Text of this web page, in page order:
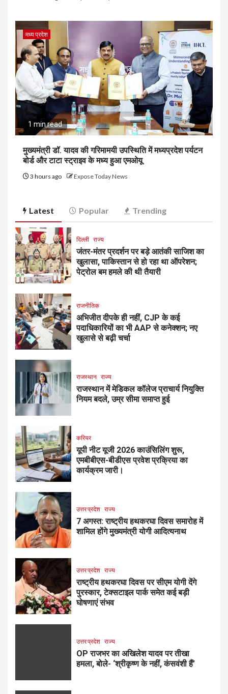
मध्य प्रदेश
1 min read
मुख्यमंत्री डॉ. यादव की गरिमामयी उपस्थिति में मध्यप्रदेश पर्यटन
बोर्ड और टाटा स्ट्राइव के मध्य हुआ एमओयू
3 hours ago Expose Today News
Latest Popular Trending
दिल्ली राज्य
जंतर-मंतर प्रदर्शन पर बड़े आतंकी साजिश का
खुलासा, पाकिस्तान से हो रहा था ऑपरेशन;
पेट्रोल बम हमले की थी तैयारी
राजनीतिक
अभिजीत दीपके ही नहीं, CJP के कई
पदाधिकारियों का भी AAP से कनेक्शन; नए
खुलासे से बढ़ी चर्चा
राजस्थान राज्य
राजस्थान में मेडिकल कॉलेज प्राचार्य नियुक्ति
नियम बदले, उम्र सीमा समाप्त हुई
करियर
यूपी नीट यूजी 2026 काउंसिलिंग शुरू,
एमबीबीएस-बीडीएस प्रवेश प्रक्रिया का
कार्यक्रम जारी।
उत्तर प्रदेश राज्य
7 अगस्त: राष्ट्रीय हथकरघा दिवस समारोह में
शामिल होंगे मुख्यमंत्री योगी आदित्यनाथ
उत्तर प्रदेश राज्य
राष्ट्रीय हथकरघा दिवस पर सीएम योगी देंगे
पुरस्कार, टेक्सटाइल पार्क समेत कई बड़ी
घोषणाएं संभव
उत्तर प्रदेश राज्य
OP राजभर का अखिलेश यादव पर तीखा
हमला, बोले- ‘श्रीकृष्ण के नहीं, कंसवंशी हैं’